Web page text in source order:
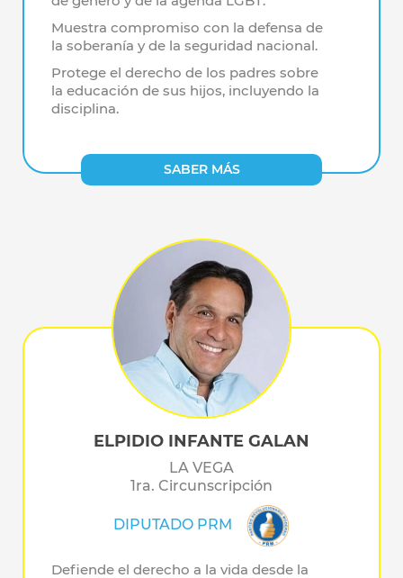
Muestra compromiso con la defensa de
la soberanía y de la seguridad nacional.
Protege el derecho de los padres sobre
la educación de sus hijos, incluyendo la
disciplina.
SABER MÁS
ELPIDIO INFANTE GALAN
LA VEGA
1ra. Circunscripción
DIPUTADO PRM
Defiende el derecho a la vida desde la